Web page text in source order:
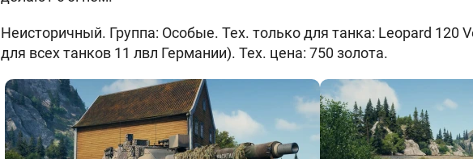
Неисторичный. Группа: Особые. Тех. только для танка: Leopard 120
для всех танков 11 лвл Германии). Тех. цена: 750 золота.